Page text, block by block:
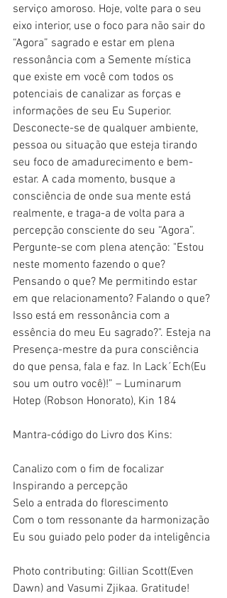
serviço amoroso. Hoje, volte para o seu
eixo interior, use o foco para não sair do
“Agora” sagrado e estar em plena
ressonância com a Semente mística
que existe em você com todos os
potenciais de canalizar as forças e
informações de seu Eu Superior.
Desconecte-se de qualquer ambiente,
pessoa ou situação que esteja tirando
seu foco de amadurecimento e bem-
estar. A cada momento, busque a
consciência de onde sua mente está
realmente, e traga-a de volta para a
percepção consciente do seu “Agora”.
Pergunte-se com plena atenção: "Estou
neste momento fazendo o que?
Pensando o que? Me permitindo estar
em que relacionamento? Falando o que?
Isso está em ressonância com a
essência do meu Eu sagrado?". Esteja na
Presença-mestre da pura consciência
do que pensa, fala e faz. In Lack´Ech(Eu
sou um outro você)!” – Luminarum
Hotep (Robson Honorato), Kin 184
Mantra-código do Livro dos Kins:
Canalizo com o fim de focalizar
Inspirando a percepção
Selo a entrada do florescimento
Com o tom ressonante da harmonização
Eu sou guiado pelo poder da inteligência
Photo contributing: Gillian Scott(Even
Dawn) and Vasumi Zjikaa. Gratitude!